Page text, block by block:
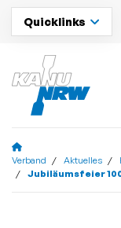
Quicklinks
Verband Aktuelles
Jubiläumsfeier